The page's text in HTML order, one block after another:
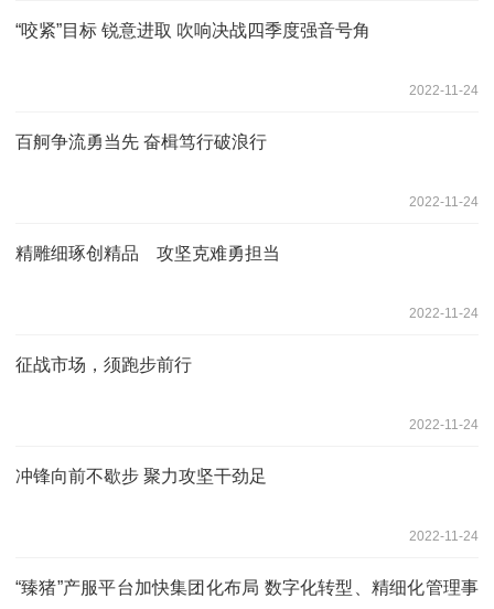
“咬紧”目标 锐意进取 吹响决战四季度强音号角
2022-11-24
百舸争流勇当先 奋楫笃行破浪行
2022-11-24
精雕细琢创精品 攻坚克难勇担当
2022-11-24
征战市场，须跑步前行
2022-11-24
冲锋向前不歇步 聚力攻坚干劲足
2022-11-24
“臻猪”产服平台加快集团化布局 数字化转型、精细化管理事